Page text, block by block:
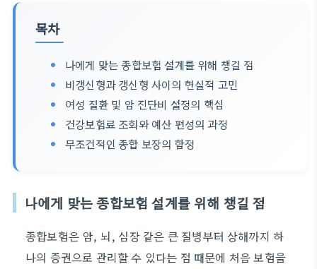
목차
나에게 맞는 종합보험 설계를 위해 챙길 점
비갱신형과 갱신형 사이의 현실적 고민
여성 질환 및 암 진단비 설정의 핵심
건강보험료 조회와 예산 편성의 과정
무조건적인 종합 보장의 함정
나에게 맞는 종합보험 설계를 위해 챙길 점
종합보험은 암, 뇌, 심장 같은 큰 질병부터 상해까지 하
나의 증권으로 관리할 수 있다는 점 때문에 처음 보험을